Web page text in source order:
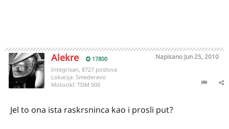
Alekre 17800 Napisano Jun 25, 2010
Integrisan, 8727 postova
Lokacija: Smederevo
Motocikl: TDM 900
Jel to ona ista raskrsninca kao i prosli put?